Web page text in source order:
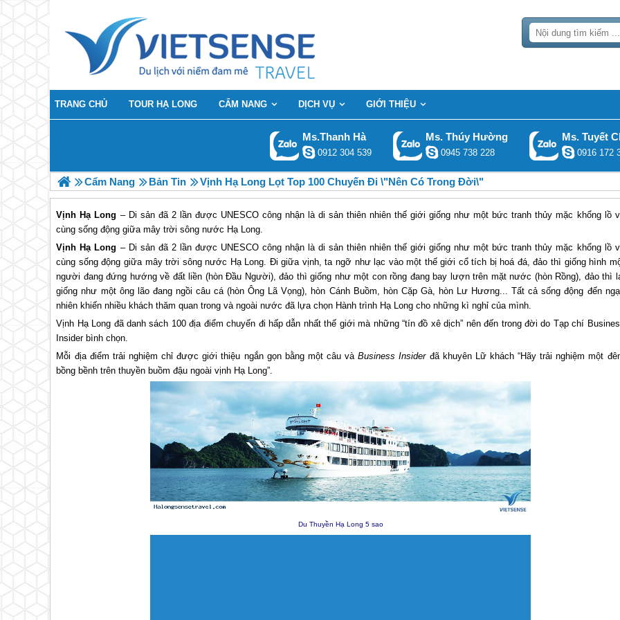
TRANG CHỦ TOUR HẠ LONG CẨM NANG DỊCH VỤ GIỚI THIỆU
Ms.Thanh Hà
0912 304 539
Ms. Thúy Hường
0945 738 228
Ms. Tuyết
0916 172
Cẩm Nang Bản Tin Vịnh Hạ Long Lọt Top 100 Chuyến Đi \"Nên Có Trong Đời\"
Vịnh Hạ Long – Di sản đã 2 lần được UNESCO công nhận là di sản thiên nhiên thế giới giống như một bức tranh thủy mặc khổng lồ
cùng sống động giữa mây trời sông nước Hạ Long.
Vịnh Hạ Long – Di sản đã 2 lần được UNESCO công nhận là di sản thiên nhiên thế giới giống như một bức tranh thủy mặc khổng lồ
cùng sống động giữa mây trời sông nước Hạ Long. Ði giữa vịnh, ta ngỡ như lạc vào một thế giới cổ tích bị hoá đá, đảo thì giống hình
người đang đứng hướng về đất liền (hòn Ðầu Người), đảo thì giống như một con rồng đang bay lượn trên mặt nước (hòn Rồng), đảo thì
giống như một ông lão đang ngồi câu cá (hòn Ông Lã Vọng), hòn Cánh Buồm, hòn Cặp Gà, hòn Lư Hương... Tất cả sống động đến
nhiên khiến nhiều khách thăm quan trong và ngoài nước đã lựa chọn Hành trình Hạ Long cho những kì nghỉ của mình.
Vịnh Hạ Long đã danh sách 100 địa điểm chuyến đi hấp dẫn nhất thế giới mà những “tín đồ xê dịch” nên đến trong đời do Tạp chí
Insider bình chọn.
Mỗi địa điểm trải nghiệm chỉ được giới thiệu ngắn gọn bằng một câu vàBusiness Insiderđã khuyên Lữ khách “Hãy trải nghiệm một
bồng bềnh trên thuyền buồm đậu ngoài vịnh Hạ Long”.
Du Thuyền Hạ Long 5 sao